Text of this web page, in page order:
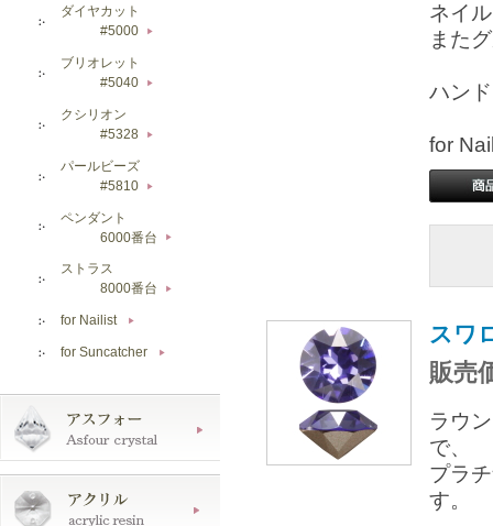
ダイヤカット
#5000
▶
ブリオレット
#5040
▶
クシリオン
#5328
▶
パールビーズ
#5810
▶
ペンダント
6000番台
▶
ストラス
8000番台
▶
for Nailist ▶
for Suncatcher ▶
ネイ
また
ハン
for
スワ
販売
ラウ
で、
プラ
す。